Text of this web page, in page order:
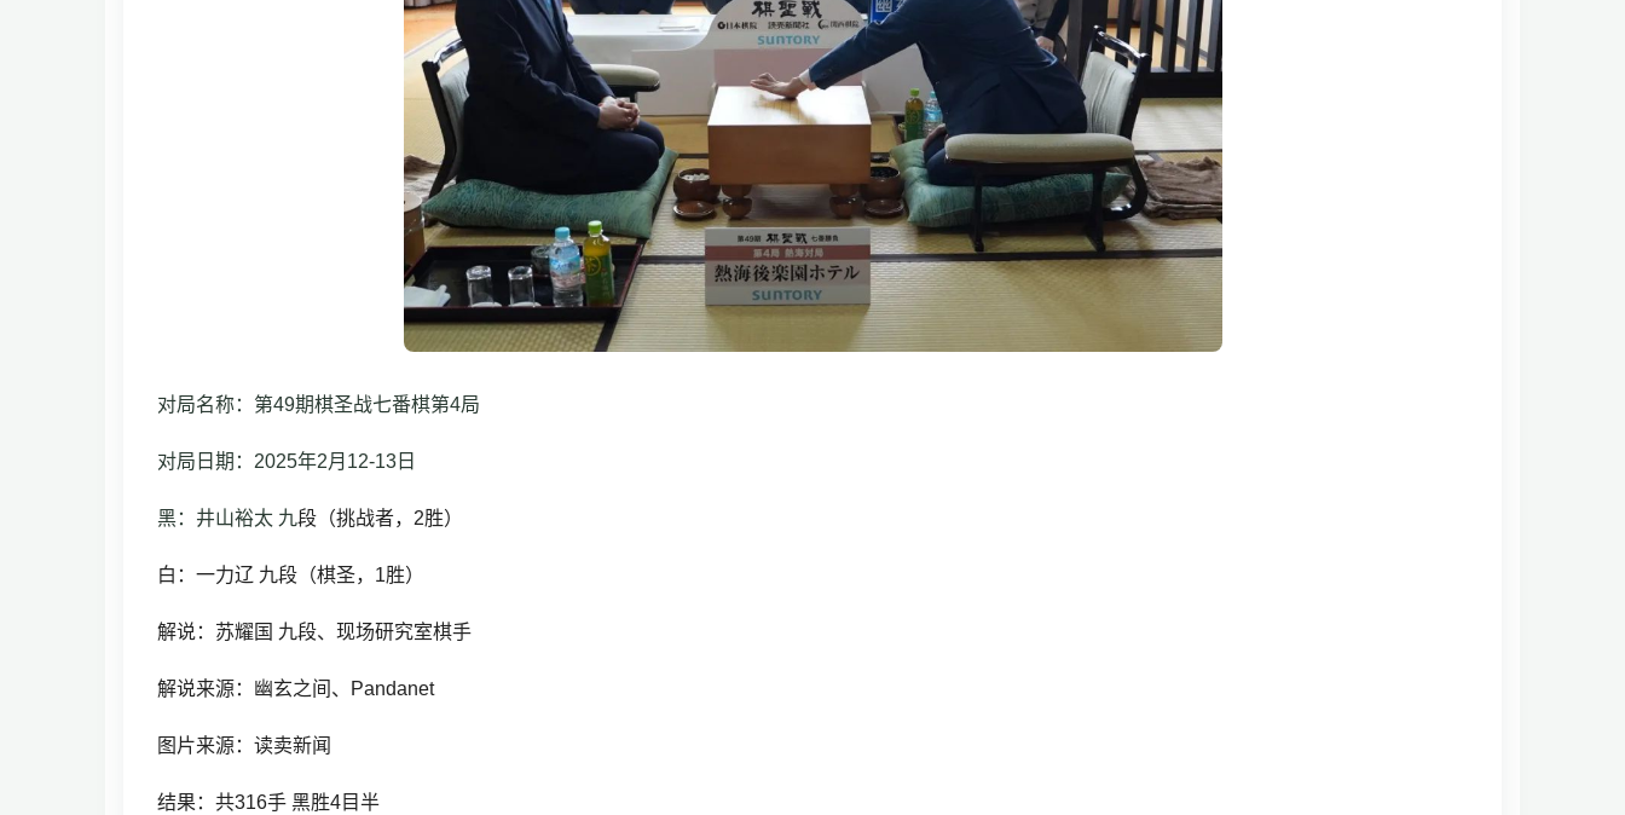
对局名称：第49期棋圣战七番棋第4局
对局日期：2025年2月12-13日
黑：井山裕太 九段 （挑战者，2胜）
白：一力辽 九段（棋圣，1胜）
解说：苏耀国 九段、现场研究室棋手
解说来源：幽玄之间、Pandanet
图片来源：读卖新闻
结果：共316手 黑胜4目半